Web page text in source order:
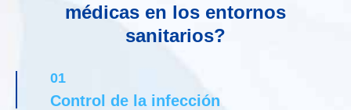
médicas en los entornos
sanitarios?
01
Control de la infección